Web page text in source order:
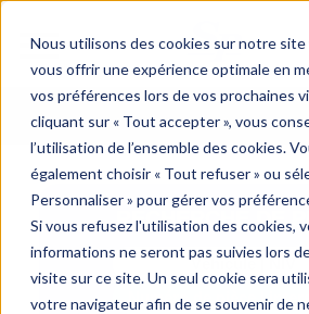
Nous utilisons des cookies sur notre
vous offrir une expérience optimale en
vos préférences lors de vos prochaines
cliquant sur « Tout accepter », vous
l’utilisation de l’ensemble des cookies.
également choisir « Tout refuser » ou
Personnaliser » pour gérer vos
Si vous refusez l'utilisation des cookies,
informations ne seront pas suivies lors
visite sur ce site. Un seul cookie sera
votre navigateur afin de se souvenir de
menu
RECHERCHE DE
Véhicule | NIV
Numéro de pièce |